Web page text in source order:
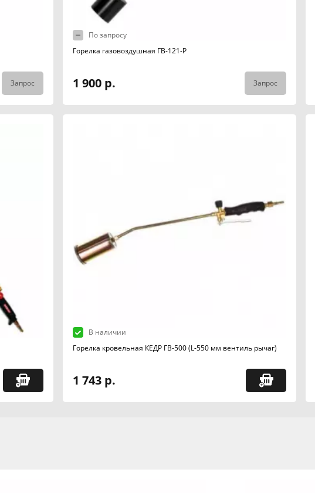
Запрос
По запросу
Горелка газовоздушная ГВ-121-Р
1 900 р. Запрос
В наличии
Горелка кровельная КЕДР ГВ-500 (L-550 мм вентиль рычаг)
1 743 р.